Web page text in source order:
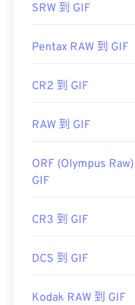
SRW 到 GIF
Pentax RAW 到 GIF
CR2 到 GIF
RAW 到 GIF
ORF (Olympus
GIF
CR3 到 GIF
DCS 到 GIF
Kodak RAW 到 GIF